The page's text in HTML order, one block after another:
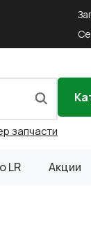
запчасти
LR Акции